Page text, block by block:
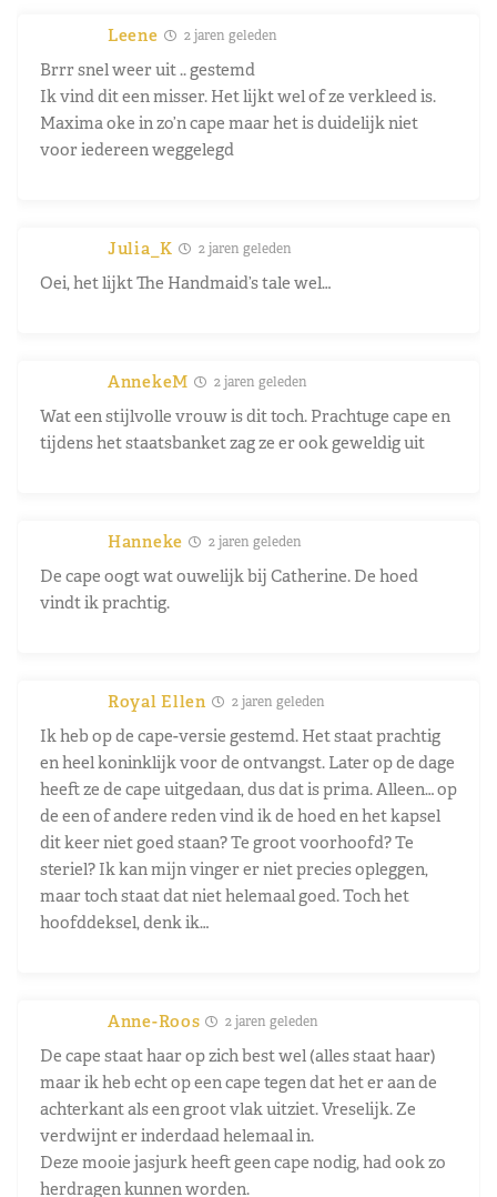
Leene 2 jaren geleden
Brrr snel weer uit .. gestemd
Ik vind dit een misser. Het lijkt wel of ze verkleed is.
Maxima oke in zo’n cape maar het is duidelijk niet
voor iedereen weggelegd
Julia_K 2 jaren geleden
Oei, het lijkt The Handmaid’s tale wel…
AnnekeM 2 jaren geleden
Wat een stijlvolle vrouw is dit toch. Prachtuge cape en
tijdens het staatsbanket zag ze er ook geweldig uit
Hanneke 2 jaren geleden
De cape oogt wat ouwelijk bij Catherine. De hoed
vindt ik prachtig.
Royal Ellen 2 jaren geleden
Ik heb op de cape-versie gestemd. Het staat prachtig
en heel koninklijk voor de ontvangst. Later op de dage
heeft ze de cape uitgedaan, dus dat is prima. Alleen… op
de een of andere reden vind ik de hoed en het kapsel
dit keer niet goed staan? Te groot voorhoofd? Te
steriel? Ik kan mijn vinger er niet precies opleggen,
maar toch staat dat niet helemaal goed. Toch het
hoofddeksel, denk ik…
Anne-Roos 2 jaren geleden
De cape staat haar op zich best wel (alles staat haar)
maar ik heb echt op een cape tegen dat het er aan de
achterkant als een groot vlak uitziet. Vreselijk. Ze
verdwijnt er inderdaad helemaal in.
Deze mooie jasjurk heeft geen cape nodig, had ook zo
herdragen kunnen worden.